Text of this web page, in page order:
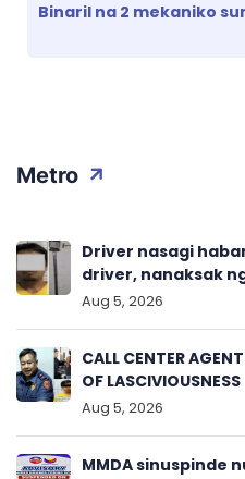
Binaril na 2 mekaniko
Metro
Driver nasagi
driver, nanaksak
Aug 5, 2026
CALL CENTER
OF LASCIVIOUSNESS
Aug 5, 2026
MMDA sinuspinde